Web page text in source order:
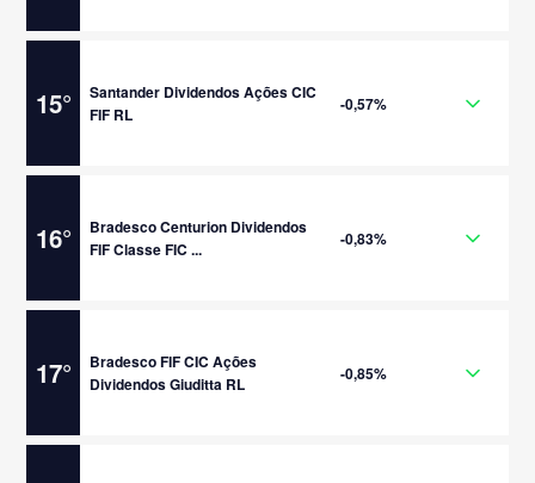
15°
Santander Dividendos Ações CIC
FIF RL
-0,57%
16°
Bradesco Centurion Dividendos
FIF Classe FIC ...
-0,83%
17°
Bradesco FIF CIC Ações
Dividendos Giuditta RL
-0,85%